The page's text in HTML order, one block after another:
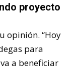
proyecto
opinión. “Hoy
para
a beneficiar